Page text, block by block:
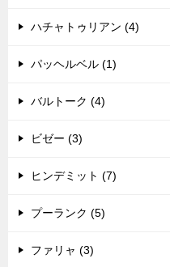
ハチャトゥリアン (4)
パッヘルベル (1)
バルトーク (4)
ビゼー (3)
ヒンデミット (7)
プーランク (5)
ファリャ (3)